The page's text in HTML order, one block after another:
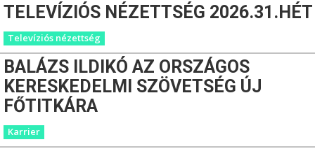
TELEVÍZIÓS NÉZETTSÉG 2026.31.HÉT
Televíziós nézettség
BALÁZS ILDIKÓ AZ ORSZÁGOS
KERESKEDELMI SZÖVETSÉG ÚJ
FŐTITKÁRA
Karrier